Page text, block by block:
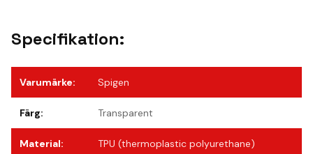
Specifikation:
Varumärke: Spigen
Färg: Transparent
Material: TPU (thermoplastic polyurethane)